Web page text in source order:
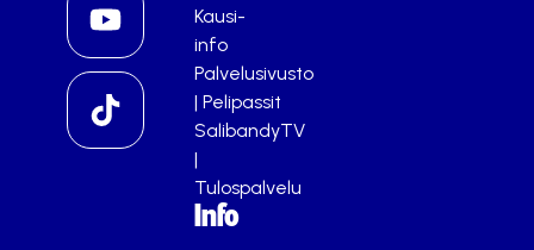
Kausi-
info
Palvelusivusto
| Pelipassit
SalibandyTV
|
Tulospalvelu
Info